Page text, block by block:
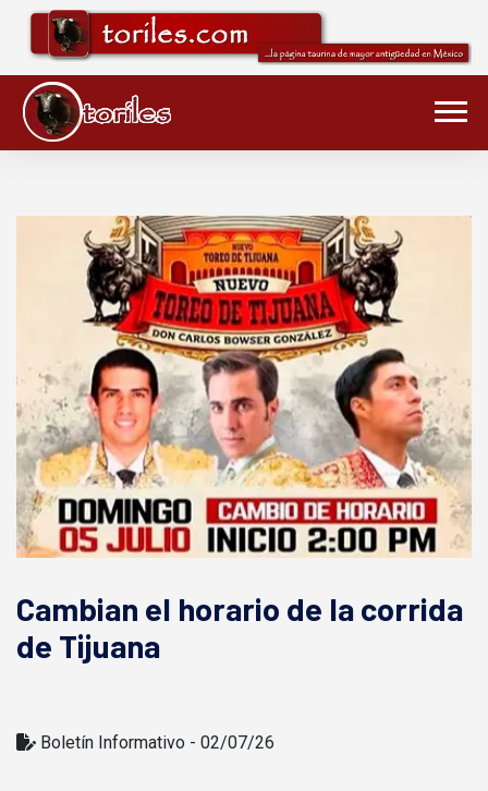
Cambian el horario de la corrida
de Tijuana
Boletín Informativo - 02/07/26